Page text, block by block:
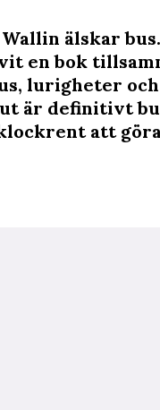
älskar
en bok
lurigheter
är definitivt
att